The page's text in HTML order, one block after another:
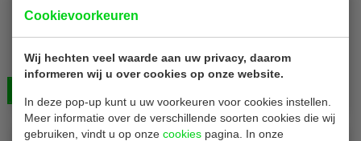
Cookievoorkeuren
Wij hechten veel waarde aan uw privacy, daarom
informeren wij u over cookies op onze website.
In deze pop-up kunt u uw voorkeuren voor cookies instellen.
Meer informatie over de verschillende soorten cookies die wij
gebruiken, vindt u op onze cookies pagina. In onze
Conpax P11030
Snackbordjes | wit | maten 8 x 21 cm | 1000 stuks